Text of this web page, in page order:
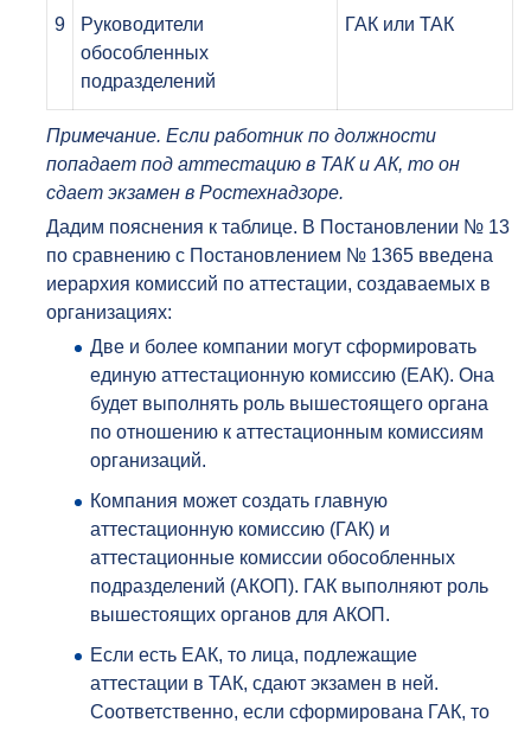
9
Руководители
обособленных
подразделений
ГАК или ТАК
Примечание. Если работник по должности
попадает под аттестацию в ТАК и АК, то он
сдает экзамен в Ростехнадзоре.
Дадим пояснения к таблице. В Постановлении № 13
по сравнению с Постановлением № 1365 введена
иерархия комиссий по аттестации, создаваемых в
организациях:
Две и более компании могут сформировать
единую аттестационную комиссию (ЕАК). Она
будет выполнять роль вышестоящего органа
по отношению к аттестационным комиссиям
организаций.
Компания может создать главную
аттестационную комиссию (ГАК) и
аттестационные комиссии обособленных
подразделений (АКОП). ГАК выполняют роль
вышестоящих органов для АКОП.
Если есть ЕАК, то лица, подлежащие
аттестации в ТАК, сдают экзамен в ней.
Соответственно, если сформирована ГАК, то